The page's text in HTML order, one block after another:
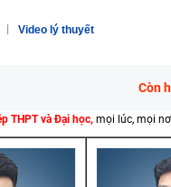
Video lý thuyết
Còn
THPT và Đại học, mọi lúc, mọi